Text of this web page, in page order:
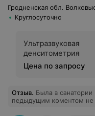
Гродненская обл.
Круглосуточно
Ультразвуковая
денситометрия
Цена по запросу
Отзыв. Была в санатории
педыдущим коментом не